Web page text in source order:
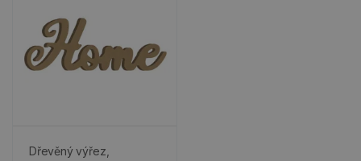
Dřevěný výřez,